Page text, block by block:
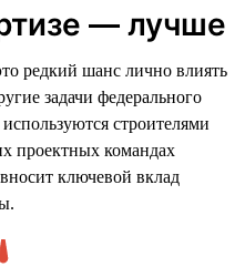
— лучше
редкий шанс лично влиять
задачи федерального
строителями
проектных командах
ключевой вклад